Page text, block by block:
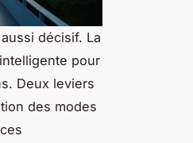
décisif. La
pour
Deux leviers
des modes